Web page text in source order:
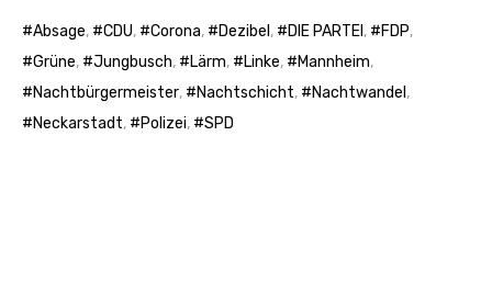
Absage, CDU, Corona, Dezibel , DIE PARTEI , FDP,
Grüne, Jungbusch, Lärm, Linke, Mannheim,
Nachtbürgermeister, Nachtschicht, Nachtwandel ,
Neckarstadt, Polizei, SPD